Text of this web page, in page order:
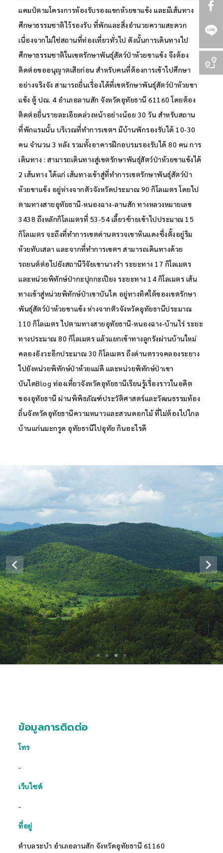
แคมป์ตามโครงการห้องรับรองแขกห้วยขาแข้ง และมีเส้นทาง
ศึกษาธรรมชาติไว้รองรับ ที่พักและสิ่งอำนวยความสะดวก
เนื่องจากไม่ใช่สถานที่ท่องเที่ยวทั่วไป ดังนั้นการเดินทางไป
ศึกษาธรรมชาติในเขตรักษาพันธุ์สัตว์ป่าห้วยขาแข้ง จึงต้อง
ติดต่อขออนุญาตเสียก่อน สำหรับคนที่ต้องการเข้าไปศึกษา
อย่างจริงจัง สามารถยื่นเรื่องได้ที่เขตรักษาพันธุ์สัตว์ป่าห้วยขา
แข้ง ตู้ ปณ. 4 อำเภอลานสัก จังหวัดอุทัยธานี 61160 โดยต้อง
ติดต่อยื่นรายละเอียดล่วงหน้าอย่างน้อย 30 วัน สำหรับสถาน
ที่พักแรมนั้น บริเวณที่ทำการเขตฯ มีบ้านพักรองรับได้ 10-30
คน จำนวน 3 หลัง รวมทั้งอาคารฝึกอบรมรองรับได้ 80 คน การ
เดินทาง : สามารถเดินทางสู่เขตรักษาพันธุ์สัตว์ป่าห้วยขาแข้งได้
2 เส้นทาง ได้แก่ เส้นทางเข้าสู่ที่ทำการเขตรักษาพันธุ์สัตว์ป่า
ห้วยขาแข้ง อยู่ห่างจากตัวจังหวัดประมาณ 90 กิโลเมตร โดยไป
ตามทางสายอุทัยธานี-หนองฉาง-ลานสัก ทางหลวงหมายเลข
3438 ถึงหลักกิโลเมตรที่ 53-54 เลี้ยวซ้ายเข้าไปประมาณ 15
กิโลเมตร จะถึงที่ทำการเขตด่านตรวจเขาหินแดงซึ่งตั้งอยู่ริม
ห้วยทับเสลา และจากที่ทำการเขตฯ สามารถเดินทางด้วย
รถยนต์ต่อไปยังสถานีวิจัยเขานางรำ ระยะทาง 17 กิโลเมตร
และหน่วยพิทักษ์ป่ากะปุกกะเปียง ระยะทาง 14 กิโลเมตร เส้น
ทางเข้าสู่หน่วยพิทักษ์ป่าเขาบันได อยู่ทางทิศใต้ของเขตรักษา
พันธุ์สัตว์ป่าห้วยขาแข้ง ห่างจากตัวจังหวัดอุทัยธานีประมาณ
110 กิโลเมตร ไปตามทางสายอุทัยธานี-หนองฉาง-บ้านไร่ ระยะ
ทางประมาณ 80 กิโลเมตร แล้วแยกเข้าทางลูกรังผ่านบ้านใหม่
คลองอังวะอีกประมาณ 30 กิโลเมตร ถึงด่านตรวจคลองระยาง
ไปยังหน่วยพิทักษ์ป่าห้วยแม่ดี และหน่วยพิทักษ์ป่าเขา
บันไดBlog ท่องเที่ยวจังหวัดอุทัยธานีเรียนรู้เรื่องราวในอดีต
ของอุทัยธานี ผ่านพิพิธภัณฑ์ประวัติศาสตร์และวัฒนธรรมท้อง
ถิ่นจังหวัดอุทัยธานีความหนาวและสวนดอกไม้ ที่ไม่ต้องไปไกล
บ้านแก่นมะกรูด อุทัยธานีไปอุทัย กินอะไรดี
ข้อมูลการติดต่อ
โทร
-
เว็บไซต์
-
ที่อยู่
ตำบลระบำ อำเภอลานสัก จังหวัดอุทัยธานี 61160